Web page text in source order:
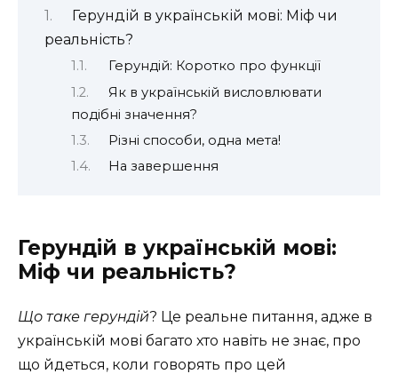
Герундій в українській мові: Міф чи
реальність?
Герундій: Коротко про функції
Як в українській висловлювати
подібні значення?
Різні способи, одна мета!
На завершення
Герундій в українській мові:
Міф чи реальність?
Що таке герундій? Це реальне питання, адже в
українській мові багато хто навіть не знає, про
що йдеться, коли говорять про цей